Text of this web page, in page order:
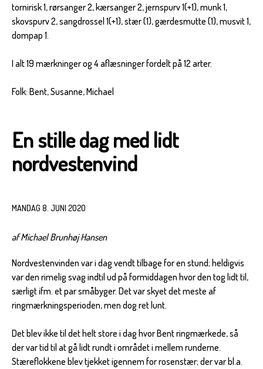
tornirisk 1, rørsanger 2, kærsanger 2, jernspurv 1(+1), munk 1,
skovspurv 2, sangdrossel 1(+1), stær (1), gærdesmutte (1), musvit 1,
dompap 1.
I alt 19 mærkninger og 4 aflæsninger fordelt på 12 arter.
Folk: Bent, Susanne, Michael
En stille dag med lidt
nordvestenvind
MANDAG 8. JUNI 2020
af Michael Brunhøj Hansen
Nordvestenvinden var i dag vendt tilbage for en stund; heldigvis
var den rimelig svag indtil ud på formiddagen hvor den tog lidt til,
særligt ifm. et par småbyger. Det var skyet det meste af
ringmærkningsperioden, men dog ret lunt.
Det blev ikke til det helt store i dag hvor Bent ringmærkede, så
der var tid til at gå lidt rundt i området i mellem runderne.
Stæreflokkene blev tjekket igennem for rosenstær; der var bl.a.